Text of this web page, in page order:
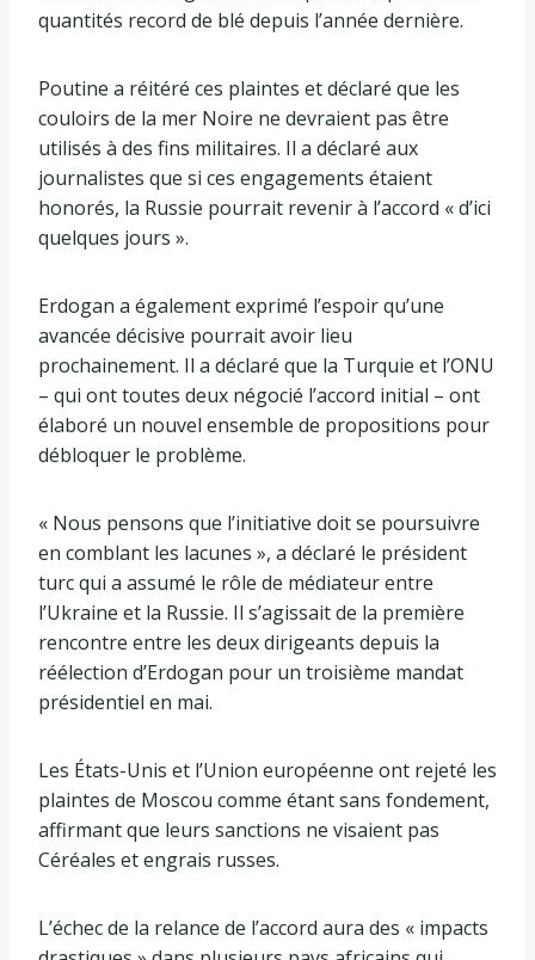
quantités record de blé depuis l’année dernière.
Poutine a réitéré ces plaintes et déclaré que les
couloirs de la mer Noire ne devraient pas être
utilisés à des fins militaires. Il a déclaré aux
journalistes que si ces engagements étaient
honorés, la Russie pourrait revenir à l’accord « d’ici
quelques jours ».
Erdogan a également exprimé l’espoir qu’une
avancée décisive pourrait avoir lieu
prochainement. Il a déclaré que la Turquie et l’ONU
– qui ont toutes deux négocié l’accord initial – ont
élaboré un nouvel ensemble de propositions pour
débloquer le problème.
« Nous pensons que l’initiative doit se poursuivre
en comblant les lacunes », a déclaré le président
turc qui a assumé le rôle de médiateur entre
l’Ukraine et la Russie. Il s’agissait de la première
rencontre entre les deux dirigeants depuis la
réélection d’Erdogan pour un troisième mandat
présidentiel en mai.
Les États-Unis et l’Union européenne ont rejeté les
plaintes de Moscou comme étant sans fondement,
affirmant que leurs sanctions ne visaient pas
Céréales et engrais russes.
L’échec de la relance de l’accord aura des « impacts